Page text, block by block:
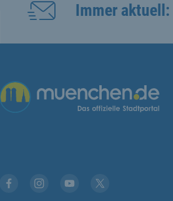
Immer
Übergreifende Links